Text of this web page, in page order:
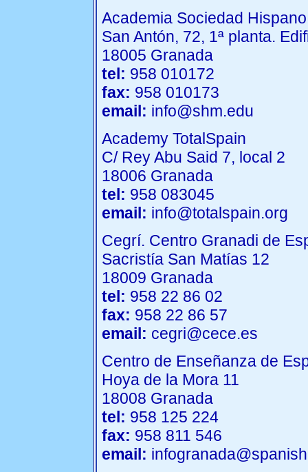
Academia Sociedad
San Antón, 72, 1ª planta.
18005 Granada
tel: 958 010172
fax: 958 010173
email: info@shm.edu
Academy TotalSpain
C/ Rey Abu Said 7, local 2
18006 Granada
tel: 958 083045
email: info@totalspain.org
Cegrí. Centro Granadi de
Sacristía San Matías 12
18009 Granada
tel: 958 22 86 02
fax: 958 22 86 57
email: cegri@cece.es
Centro de Enseñanza de
Hoya de la Mora 11
18008 Granada
tel: 958 125 224
fax: 958 811 546
email: